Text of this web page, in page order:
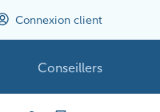
Connexion client
Conseillers